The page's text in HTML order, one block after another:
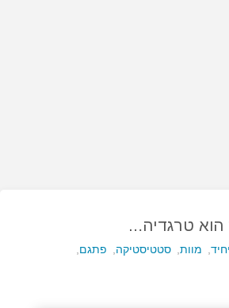
הוא טרגדיה…
יחיד מוות סטטיסטיקה פתגם